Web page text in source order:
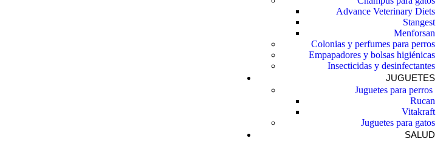
Advance Veterinary Diets
Stangest
Menforsan
Colonias y perfumes para perros
Empapadores y bolsas higiénicas
Insecticidas y desinfectantes
JUGUETES
Juguetes para perros ​
Rucan
Vitakraft
Juguetes para gatos
SALUD